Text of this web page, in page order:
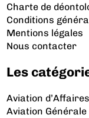
Charte de
Conditions
Mentions légales
Nous contacter
Les
Aviation d’Affaires
Aviation Générale